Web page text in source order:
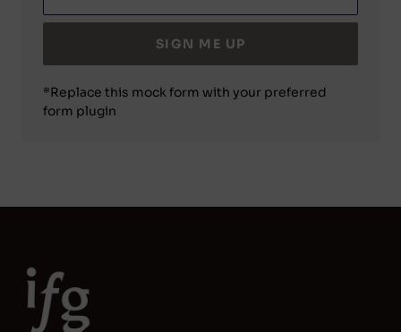
SIGN ME UP
*Replace this mock form with your preferred
form plugin